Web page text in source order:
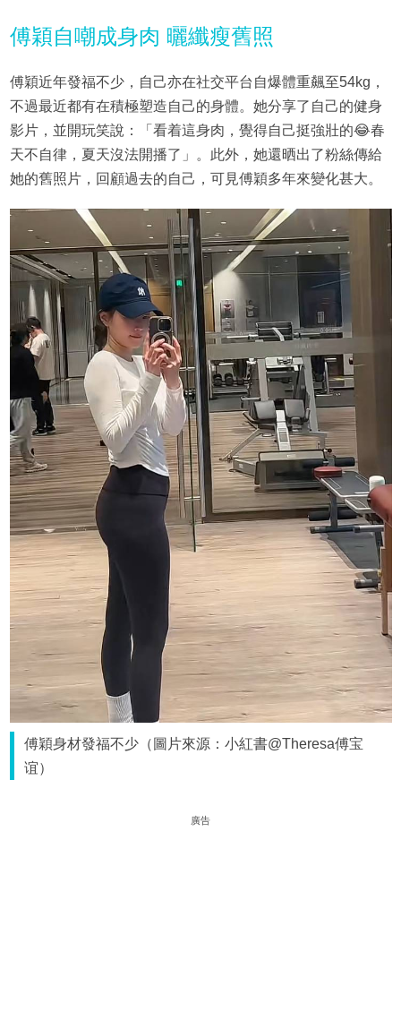
傅穎自嘲成身肉 曬纖瘦舊照
傅穎近年發福不少，自己亦在社交平台自爆體重飆至54kg，
不過最近都有在積極塑造自己的身體。她分享了自己的健身
影片，並開玩笑說：「看着這身肉，覺得自己挺強壯的😂春
天不自律，夏天沒法開播了」。此外，她還晒出了粉絲傳給
她的舊照片，回顧過去的自己，可見傅穎多年來變化甚大。
傅穎身材發福不少（圖片來源：小紅書@Theresa傅宝
谊）
廣告